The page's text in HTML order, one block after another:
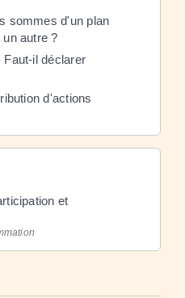
sommes d'un plan
autre ?
Faut-il déclarer
d'actions
et